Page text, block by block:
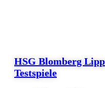
HSG Blomberg
Testspiele